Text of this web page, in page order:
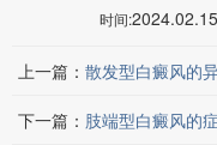
时间:2024.02.15
上一篇： 散发型白癜风的
下一篇： 肢端型白癜风的